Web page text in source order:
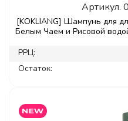
Артикул.
[KOKLIANG] Шампунь для
Белым Чаем и Рисовой
РРЦ:
Остаток: